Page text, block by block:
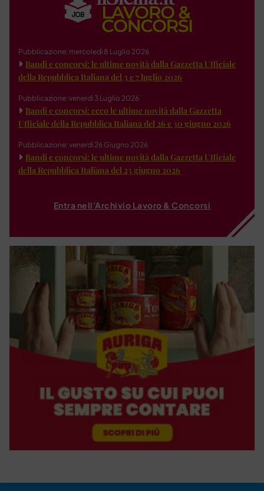
Pubblicazione: mercoledì 8 Luglio 2026
Bandi e concorsi: le ultime novità dalla Gazzetta Ufficiale
della Repubblica Italiana del 3 e 7 luglio 2026
Pubblicazione: venerdì 3 Luglio 2026
Bandi e concorsi: ecco le ultime novità dalla Gazzetta
Ufficiale della Repubblica Italiana del 26 e 30 giugno 2026
Pubblicazione: venerdì 26 Giugno 2026
Bandi e concorsi: le ultime novità dalla Gazzetta Ufficiale
della Repubblica Italiana del 23 giugno 2026
Entra nell'Archivio Lavoro & Concorsi